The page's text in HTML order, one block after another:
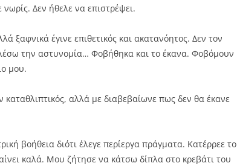
Δεν ήθελε να επιστρέψει.
ξαφνικά έγινε επιθετικός και ακατανόητος. Δεν τον
την αστυνομία… Φοβήθηκα και το έκανα. Φοβόμουν
μου.
αλλά με διαβεβαίωνε πως δεν θα έκανε
βοήθεια διότι έλεγε περίεργα πράγματα. Κατέρρεε το
καλά. Μου ζήτησε να κάτσω δίπλα στο κρεβάτι του